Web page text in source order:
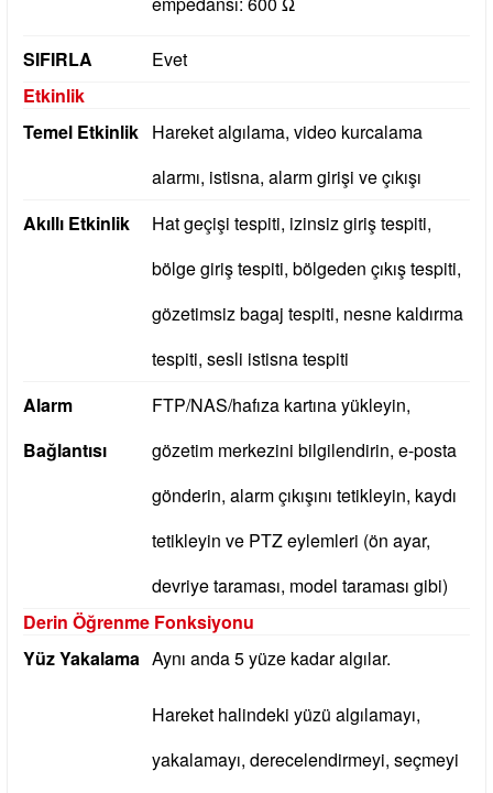
SIFIRLA
Evet
Etkinlik
Temel Etkinlik Hareket algılama, video kurcalama
alarmı, istisna, alarm girişi ve çıkışı
Akıllı Etkinlik
Hat geçişi tespiti, izinsiz giriş tespiti,
bölge giriş tespiti, bölgeden çıkış tespiti,
gözetimsiz bagaj tespiti, nesne kaldırma
tespiti, sesli istisna tespiti
Alarm
Bağlantısı
FTP/NAS/hafıza kartına yükleyin,
gözetim merkezini bilgilendirin, e-posta
gönderin, alarm çıkışını tetikleyin, kaydı
tetikleyin ve PTZ eylemleri (ön ayar,
devriye taraması, model taraması gibi)
Derin Öğrenme Fonksiyonu
Yüz Yakalama Aynı anda 5 yüze kadar algılar.
Hareket halindeki yüzü algılamayı,
yakalamayı, derecelendirmeyi, seçmeyi